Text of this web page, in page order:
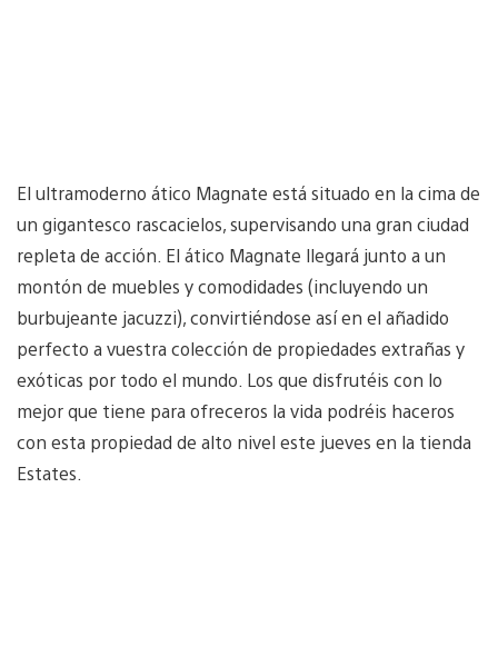
El ultramoderno ático Magnate está situado en la cima de
un gigantesco rascacielos, supervisando una gran ciudad
repleta de acción. El ático Magnate llegará junto a un
montón de muebles y comodidades (incluyendo un
burbujeante jacuzzi), convirtiéndose así en el añadido
perfecto a vuestra colección de propiedades extrañas y
exóticas por todo el mundo. Los que disfrutéis con lo
mejor que tiene para ofreceros la vida podréis haceros
con esta propiedad de alto nivel este jueves en la tienda
Estates.